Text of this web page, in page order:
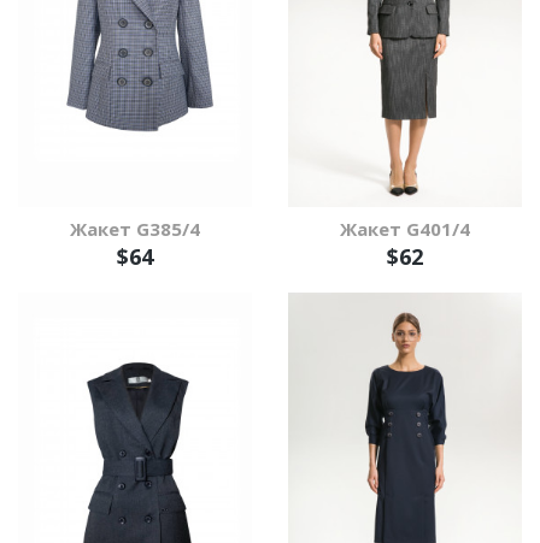
Жакет G385/4
$64
Жакет G401/4
$62